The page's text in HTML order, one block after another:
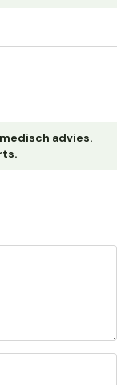
advies.